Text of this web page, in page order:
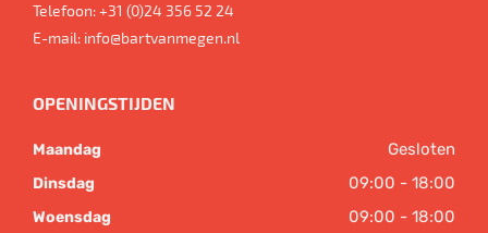
Telefoon:+31 (0)24 356 52 24
E-mail: info@bartvanmegen.nl
OPENINGSTIJDEN
Maandag Gesloten
Dinsdag 09:00 - 18:00
Woensdag 09:00 - 18:00